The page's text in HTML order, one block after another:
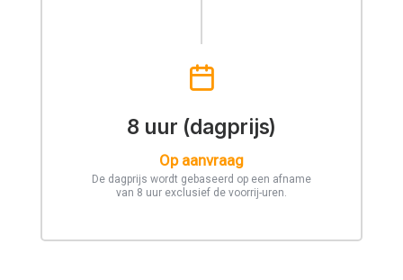
8 uur (dagprijs)
Op aanvraag
De dagprijs wordt gebaseerd op een afname
van 8 uur exclusief de voorrij-uren.